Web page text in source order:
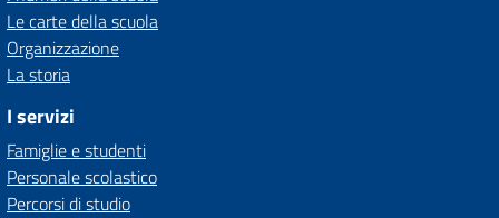
Le carte della scuola
Organizzazione
La storia
I servizi
Famiglie e studenti
Personale scolastico
Percorsi di studio